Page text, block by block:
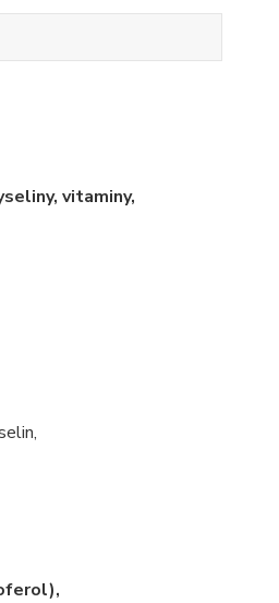
vitaminy,